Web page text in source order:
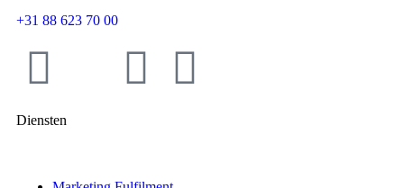
+31 88 623 70 00
Diensten